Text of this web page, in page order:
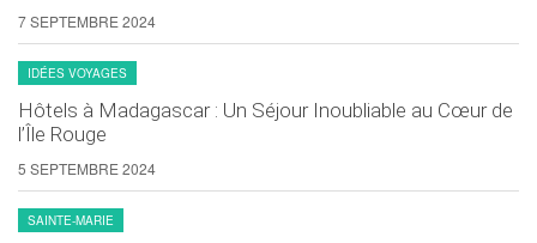
7 SEPTEMBRE 2024
IDÉES VOYAGES
Hôtels à Madagascar : Un Séjour Inoubliable au Cœur de
l’Île Rouge
5 SEPTEMBRE 2024
SAINTE-MARIE